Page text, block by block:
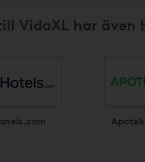
VidaXL har